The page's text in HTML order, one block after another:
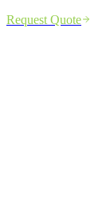
Request Quote